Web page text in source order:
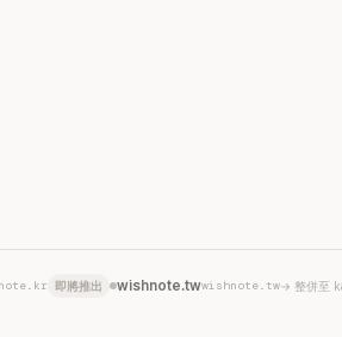
目，她經
百萬訂閱，
即將推出 wishnote.twwishnote.tw→ 整併至